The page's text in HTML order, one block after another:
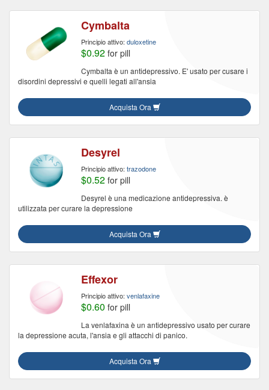
Cymbalta
Principio attivo: duloxetine
$0.92 for pill
Cymbalta è un antidepressivo. E' usato per cusare i
disordini depressivi e quelli legati all'ansia
Acquista Ora
Desyrel
Principio attivo: trazodone
$0.52 for pill
Desyrel è una medicazione antidepressiva. è
utilizzata per curare la depressione
Acquista Ora
Effexor
Principio attivo: venlafaxine
$0.60 for pill
La venlafaxina è un antidepressivo usato per curare
la depressione acuta, l'ansia e gli attacchi di panico.
Acquista Ora